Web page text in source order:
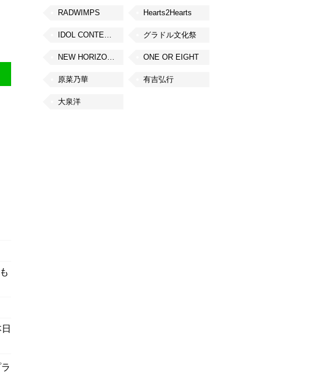
RADWIMPS Hearts2Hearts
IDOL CONTENT EXPO グラドル文化祭
NEW HORIZON FEST ONE OR EIGHT
原菜乃華 有吉弘行
大泉洋